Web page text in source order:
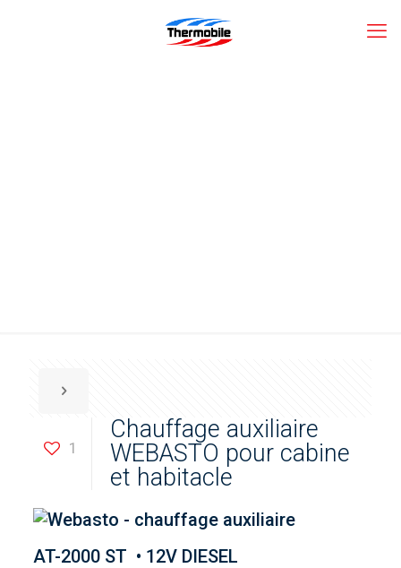
1
Chauffage auxiliaire
WEBASTO pour cabine
et habitacle
AT-2000 ST • 12V DIESEL